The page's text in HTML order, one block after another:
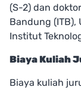
(S-2) dan
Bandung (ITB),
Institut
Biaya Kuliah
Biaya kuliah